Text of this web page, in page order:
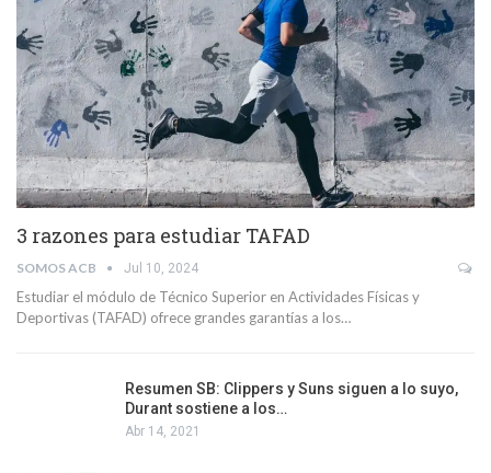
3 razones para estudiar TAFAD
SOMOS ACB Jul 10, 2024
Estudiar el módulo de Técnico Superior en Actividades Físicas y
Deportivas (TAFAD) ofrece grandes garantías a los…
Resumen SB: Clippers y Suns siguen a lo suyo,
Durant sostiene a los…
Abr 14, 2021